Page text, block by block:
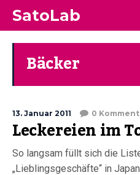
SatoLab
Bäcker
13. Januar 2011 0
Leckereien im
So langsam füllt sich die
„Lieblingsgeschäfte“ in